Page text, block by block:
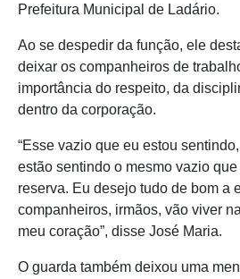
Prefeitura Municipal de Ladário.
Ao se despedir da função, ele
deixar os companheiros de
importância do respeito, da
dentro da corporação.
“Esse vazio que eu estou
estão sentindo o mesmo vazio
reserva. Eu desejo tudo de bom a
companheiros, irmãos, vão viver
meu coração”, disse José Maria.
O guarda também deixou uma